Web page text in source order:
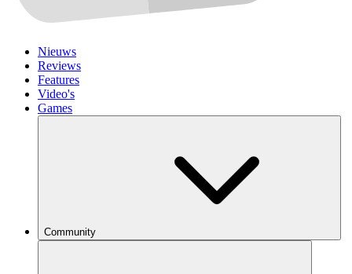
Nieuws
Reviews
Features
Video's
Games
Community